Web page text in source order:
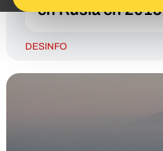
en Rusia en 2013
DESINFO